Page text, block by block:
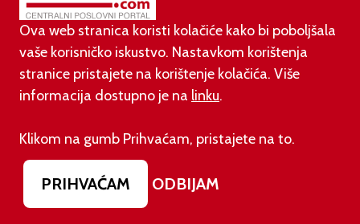
u poslovanju i diplomaciji
Ova web stranica koristi kolačiće kako bi poboljšala
vaše korisničko iskustvo. Nastavkom korištenja
stranice pristajete na korištenje kolačića. Više
informacija dostupno je na linku.
Klikom na gumb Prihvaćam, pristajete na to.
PRIHVAĆAM ODBIJAM